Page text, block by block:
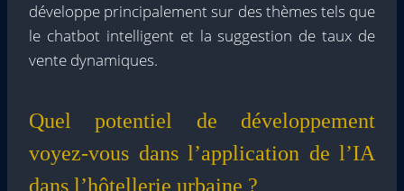
développe principalement sur des thèmes tels que
le chatbot intelligent et la suggestion de taux de
vente dynamiques.
Quel potentiel de développement
voyez-vous dans l’application de l’IA
dans l’hôtellerie urbaine ?